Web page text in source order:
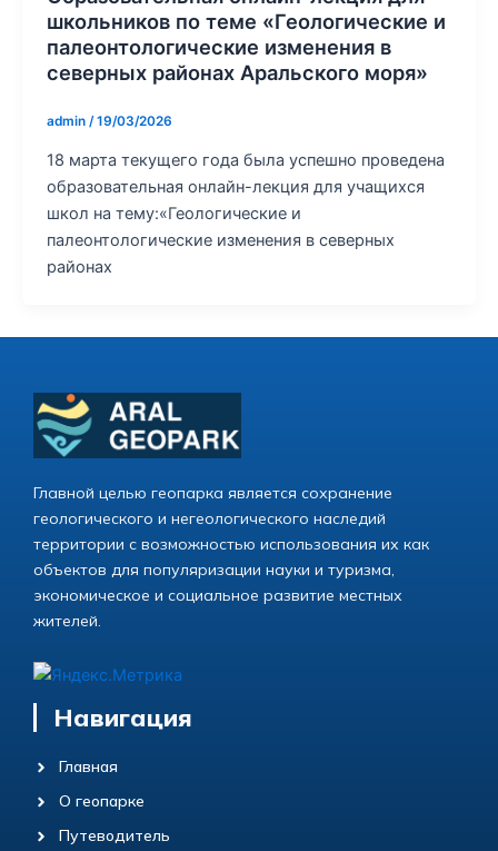
школьников по теме «Геологические и
палеонтологические изменения в
северных районах Аральского моря»
admin /19/03/2026
18 марта текущего года была успешно проведена
образовательная онлайн-лекция для учащихся
школ на тему:«Геологические и
палеонтологические изменения в северных
районах
Главной целью геопарка является сохранение
геологического и негеологического наследий
территории с возможностью использования их как
объектов для популяризации науки и туризма,
экономическое и социальное развитие местных
жителей.
Навигация
Главная
О геопарке
Путеводитель